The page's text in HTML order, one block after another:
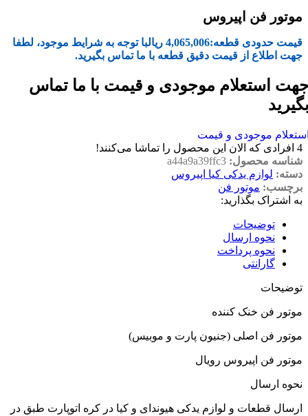
موتور فن اپیروس
قیمت حدودی قطعه:4,065,006 ریالبا توجه به شرایط موجود، لطفا
جهت اطلاع از قیمت دقیق قطعه با ما تماس بگیرید.
استعلام موجودی و قیمت با ما تماس
موجودی و قیمت
4 افرادی که الان این محصول را تماشا می‌کنند!
شناسه محصول: a44a9a39ffc3
دسته: لوازم یدکی کیا اپیروس
برچسب: موتور فن
به اشتراک بگذارید:
توضیحات
نحوه ارسال
نحوه پرداخت
گارانتی
توضیحات
موتور فن خنک کننده
موتور فن اصلی (جنیون پارت و موبیس)
موتور فن اپیروس رویال
نحوه ارسال
ارسال قطعات و لوازم یدکی هیوندای و کیا در کره اتوپارت طبق در